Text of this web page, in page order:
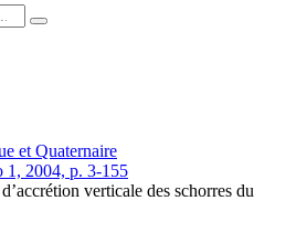
et Quaternaire
1, 2004, p. 3-155
verticale des schorres du